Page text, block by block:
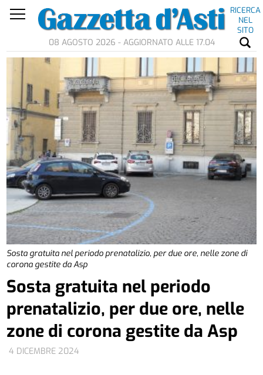
RICERCA
NEL
SITO
08 AGOSTO 2026 - AGGIORNATO ALLE 17.04
Sosta gratuita nel periodo prenatalizio, per due ore, nelle zone di
corona gestite da Asp
4 DICEMBRE 2024
Sosta gratuita nel periodo
prenatalizio, per due ore, nelle
zone di corona gestite da Asp